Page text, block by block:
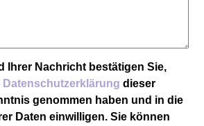
Ihrer Nachricht bestätigen Sie,
Datenschutzerklärung dieser
genommen haben und in die
Daten einwilligen. Sie können